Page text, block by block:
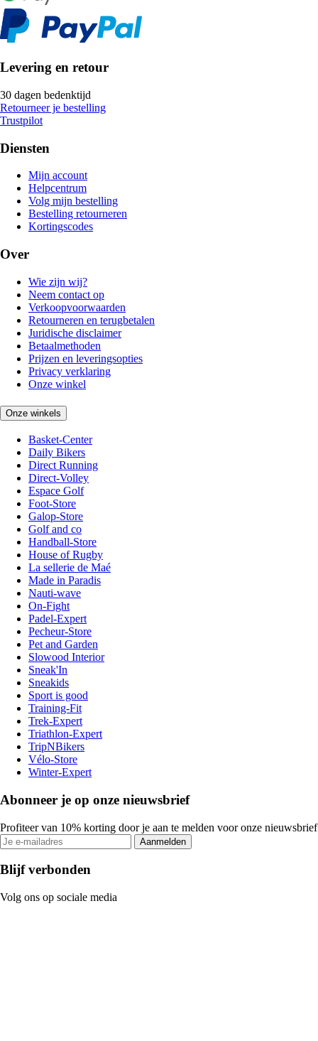
Levering en retour
30 dagen bedenktijd
Retourneer je bestelling
Trustpilot
Diensten
Mijn account
Helpcentrum
Volg mijn bestelling
Bestelling retourneren
Kortingscodes
Over
Wie zijn wij?
Neem contact op
Verkoopvoorwaarden
Retourneren en terugbetalen
Juridische disclaimer
Betaalmethoden
Prijzen en leveringsopties
Privacy verklaring
Onze winkel
Onze winkels
Basket-Center
Daily Bikers
Direct Running
Direct-Volley
Espace Golf
Foot-Store
Galop-Store
Golf and co
Handball-Store
House of Rugby
La sellerie de Maé
Made in Paradis
Nauti-wave
On-Fight
Padel-Expert
Pecheur-Store
Pet and Garden
Slowood Interior
Sneak'In
Sneakids
Sport is good
Training-Fit
Trek-Expert
Triathlon-Expert
TripNBikers
Vélo-Store
Winter-Expert
Abonneer je op onze nieuwsbrief
Profiteer van 10% korting door je aan te melden voor onze nieuwsbrief
Aanmelden
Blijf verbonden
Volg ons op sociale media